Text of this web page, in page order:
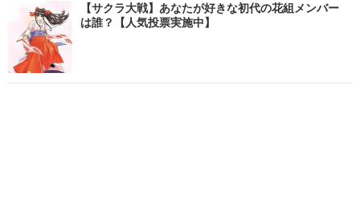
【サクラ大戦】あなたが好きな初代の花組メンバー
は誰？【人気投票実施中】